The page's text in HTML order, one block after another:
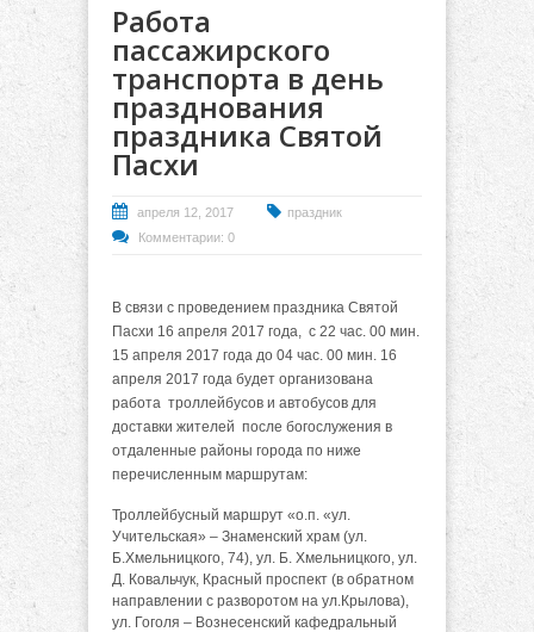
Работа
пассажирского
транспорта в день
празднования
праздника Святой
Пасхи
апреля 12, 2017
праздник
Комментарии: 0
В связи с проведением праздника Святой
Пасхи 16 апреля 2017 года, с 22 час. 00 мин.
15 апреля 2017 года до 04 час. 00 мин. 16
апреля 2017 года будет организована
работа троллейбусов и автобусов для
доставки жителей после богослужения в
отдаленные районы города по ниже
перечисленным маршрутам:
Троллейбусный маршрут «о.п. «ул.
Учительская» – Знаменский храм (ул.
Б.Хмельницкого, 74), ул. Б. Хмельницкого, ул.
Д. Ковальчук, Красный проспект (в обратном
направлении с разворотом на ул.Крылова),
ул. Гоголя – Вознесенский кафедральный